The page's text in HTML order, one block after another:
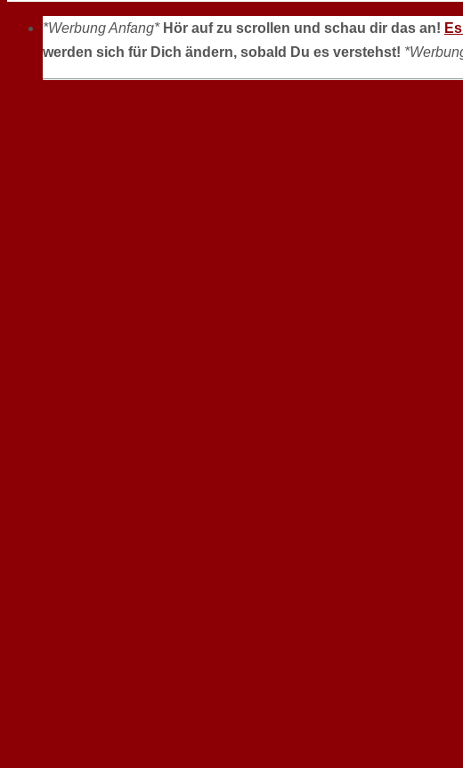
*Werbung Anfang* Hör auf zu scrollen und schau dir das an!
werden sich für Dich ändern, sobald Du es verstehst!